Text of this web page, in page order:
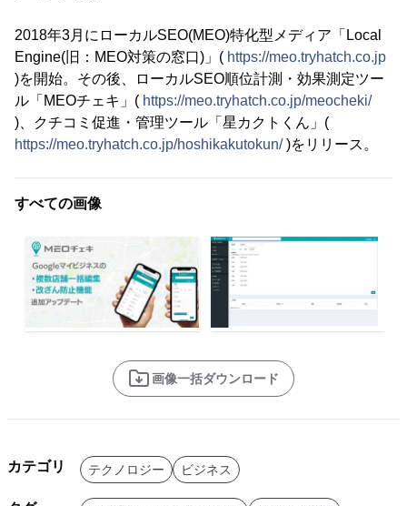
2018年3月にローカルSEO(MEO)特化型メディア「Local
Engine(旧：MEO対策の窓口)」( https://meo.tryhatch.co.jp
)を開始。その後、ローカルSEO順位計測・効果測定ツー
ル「MEOチェキ」( https://meo.tryhatch.co.jp/meocheki/
)、クチコミ促進・管理ツール「星カクトくん」(
https://meo.tryhatch.co.jp/hoshikakutokun/)をリリース。
すべての画像
画像一括ダウンロード
カテゴリ テクノロジー ビジネス